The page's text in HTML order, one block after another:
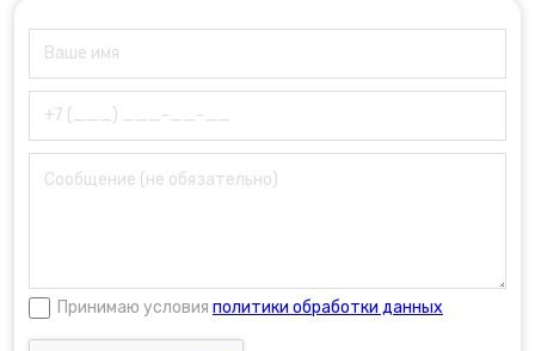
Принимаю условия политики обработки данных